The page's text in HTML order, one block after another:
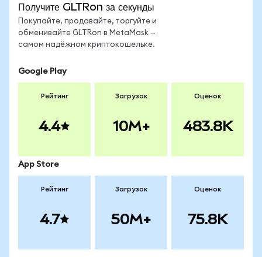
Получите GLTRon за секунды
Покупайте, продавайте, торгуйте и
обменивайте GLTRon в MetaMask —
самом надёжном криптокошельке.
Google Play
Рейтинг
4.4
Загрузок
10M+
Оценок
483.8K
App Store
Рейтинг
4.7
Загрузок
50M+
Оценок
75.8K